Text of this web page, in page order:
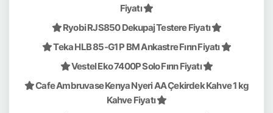
Fiyatı
Ryobi RJS850 Dekupaj Testere Fiyatı
Teka HLB 85-G1 P BM Ankastre Fırın Fiyatı
Vestel Eko 7400P Solo Fırın Fiyatı
Cafe Ambruvase Kenya Nyeri AA Çekirdek Kahve 1 kg
Kahve Fiyatı